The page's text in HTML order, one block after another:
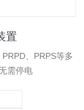
置
、PRPS等多
需停电